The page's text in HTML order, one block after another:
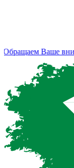
Ваше